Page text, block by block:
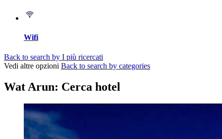
Wifi
Back to search by I più ricercati
Vedi altre opzioni Back to search by categories
Wat Arun: Cerca hotel